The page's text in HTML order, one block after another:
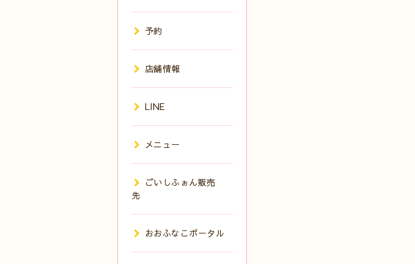
予約
店舗情報
LINE
メニュー
ごいしふぉん販売
先
おおふなこポータル